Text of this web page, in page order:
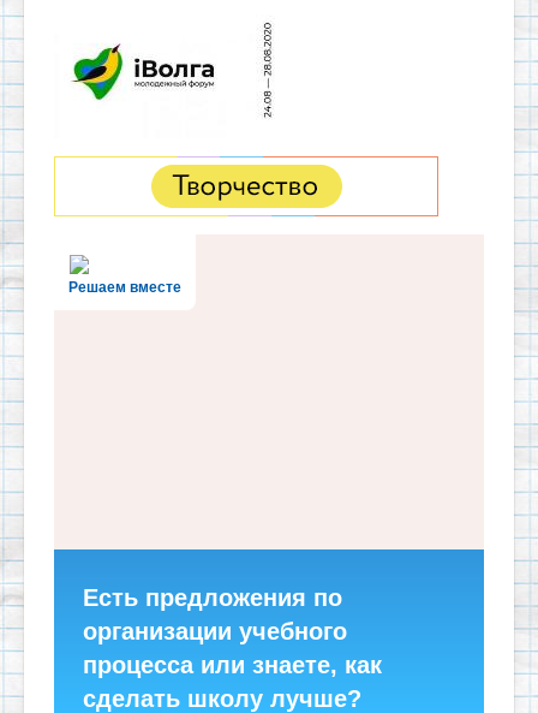
Решаем вместе
Есть предложения по
организации учебного
процесса или знаете, как
сделать школу лучше?